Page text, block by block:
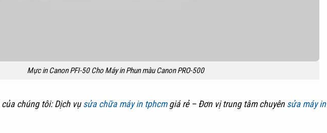
Mực in Canon PFI-50 Cho Máy in Phun màu Canon PRO-500
chúng tôi: Dịch vụsửa chữa máy in tphcmgiá rẻ – Đơn vị trung tâm chuyênsửa máy in